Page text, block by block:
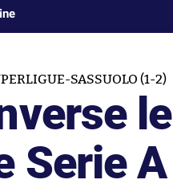
SASSUOLO (1-2)
le
Serie A